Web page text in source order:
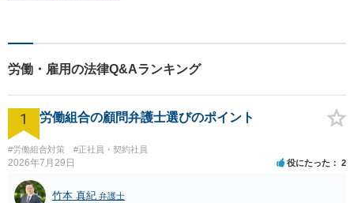
くなるような事務所作りを心
ず、お気軽にご相談下さい。
労働・雇用の法律Q&Aランキング
1 労働組合の顧問弁護士選びのポイント
#労働組合対策 #正社員・契約社員
2026年7月29日 役にたった 2
竹本 真紀 弁護士